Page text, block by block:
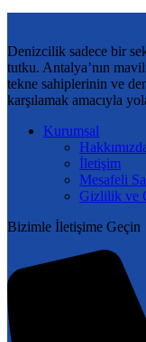
var.
Seçenekler
ürün
sayfasından
Denizcilik sadece bir
tutku. Antalya’nın
tekne sahiplerinin ve
karşılamak amacıyla
Kurumsal
İletişim
Mesafeli
Gizlilik ve
Bizimle İletişime Geçin